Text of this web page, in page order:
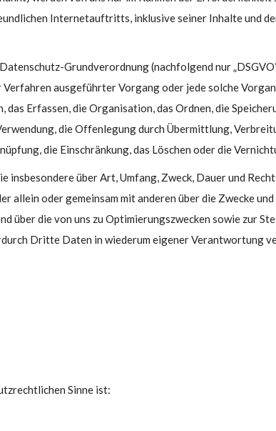
Internetauftritts, inklusive seiner Inhalte und
Grundverordnung (nachfolgend nur
ausgeführter Vorgang oder jede solche
Erfassen, die Organisation, das Ordnen, die
die Offenlegung durch Übermittlung,
die Einschränkung, das Löschen oder die
über Art, Umfang, Zweck, Dauer und
allein oder gemeinsam mit anderen über die Zwecke
über die von uns zu Optimierungszwecken sowie zur
Dritte Daten in wiederum eigener Verantwortung
Sinne ist: